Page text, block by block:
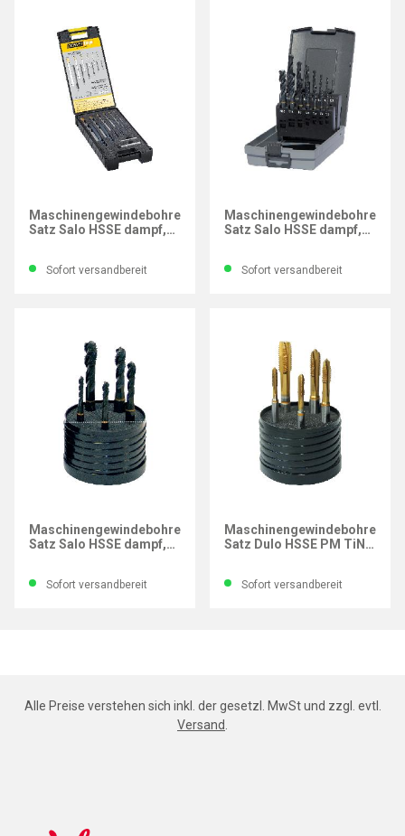
Maschinengewindebohrer-
Satz Salo HSSE dampf,
Sofort versandbereit
Maschinengewindebohrer-
Satz Salo HSSE dampf,
Sofort versandbereit
Maschinengewindebohrer-
Satz Salo HSSE dampf,
Sofort versandbereit
Maschinengewindebohrer-
Satz Dulo HSSE PM TiN,
Sofort versandbereit
Alle Preise verstehen sich inkl. der gesetzl. MwSt und zzgl. evtl.
Versand